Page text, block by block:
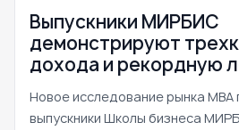
Выпускники МИРБИС
демонстрируют
дохода и рекордную
Новое исследование рынка MBA
выпускники Школы бизнеса